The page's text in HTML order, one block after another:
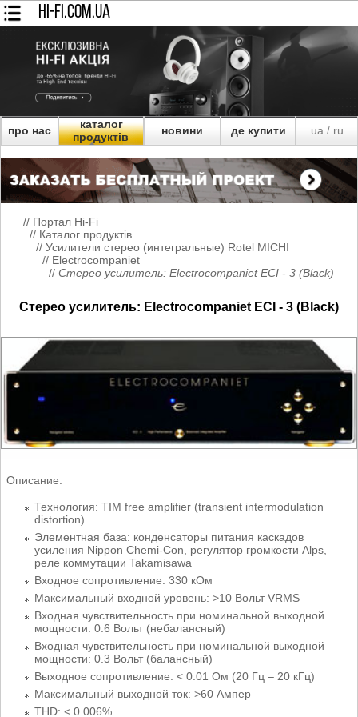
HI-FI.COM.UA
про нас
каталог
продуктів
новини де купити ua/ ru
// Портал Hi-Fi
// Каталог продуктів
// Усилители стерео (интегральные) Rotel MICHI
// Electrocompaniet
// Стерео усилитель: Electrocompaniet ECI - 3 (Black)
Стерео усилитель: Electrocompaniet ECI - 3 (Black)
Описание:
Технология: TIM free amplifier (transient intermodulation
distortion)
Элементная база: конденсаторы питания каскадов
усиления Nippon Chemi-Con, регулятор громкости Alps,
реле коммутации Takamisawa
Входное сопротивление: 330 кОм
Максимальный входной уровень: >10 Вольт VRMS
Входная чувствительность при номинальной выходной
мощности: 0.6 Вольт (небалансный)
Входная чувствительность при номинальной выходной
мощности: 0.3 Вольт (балансный)
Выходное сопротивление: < 0.01 Ом (20 Гц – 20 кГц)
Максимальный выходной ток: >60 Ампер
THD: < 0.006%